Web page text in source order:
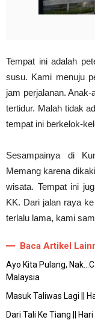
Tempat ini adalah
susu. Kami menuju
jam perjalanan.
tertidur. Malah tidak
tempat ini berkelok-
Sesampainya di
Memang karena
wisata. Tempat ini
KK. Dari jalan raya
terlalu lama, kami
Baca Artikel
Ayo Kita Pulang,
Malaysia
Masuk Taliwas Lagi ||
Dari Tali Ke Tiang ||